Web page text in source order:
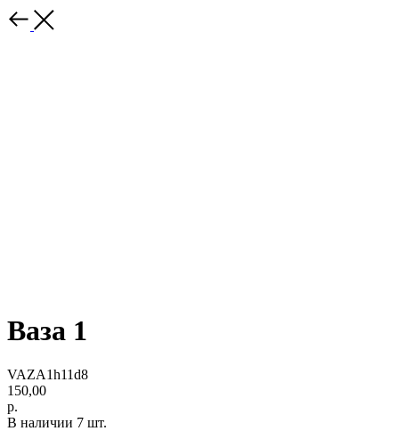
Ваза 1
VAZA1h11d8
150,00
р.
В наличии 7 шт.